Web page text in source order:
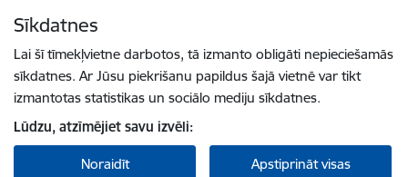
Sīkdatnes
Lai šī tīmekļvietne darbotos, tā izmanto obligāti nepieciešamās
sīkdatnes. Ar Jūsu piekrišanu papildus šajā vietnē var tikt
izmantotas statistikas un sociālo mediju sīkdatnes.
Lūdzu, atzīmējiet savu izvēli:
Noraidīt Apstiprināt visas